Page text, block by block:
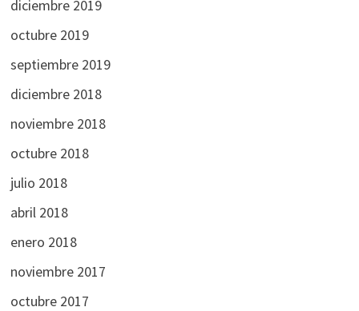
diciembre 2019
octubre 2019
septiembre 2019
diciembre 2018
noviembre 2018
octubre 2018
julio 2018
abril 2018
enero 2018
noviembre 2017
octubre 2017